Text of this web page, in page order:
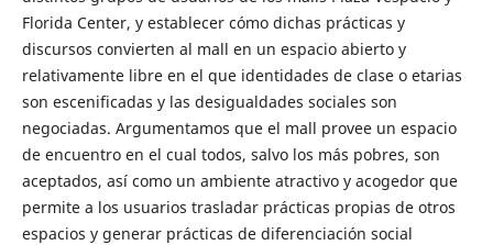
Florida Center, y establecer cómo dichas prácticas y
discursos convierten al mall en un espacio abierto y
relativamente libre en el que identidades de clase o etarias
son escenificadas y las desigualdades sociales son
negociadas. Argumentamos que el mall provee un espacio
de encuentro en el cual todos, salvo los más pobres, son
aceptados, así como un ambiente atractivo y acogedor que
permite a los usuarios trasladar prácticas propias de otros
espacios y generar prácticas de diferenciación social